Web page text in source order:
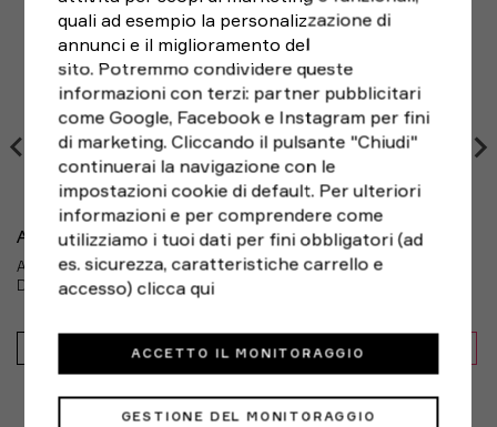
Sostenibilità: Contiene almeno il 50% di materiali riciclati
Manutenzione:
Non candeggiare
Modello: JV5931
Brand: Adidas
Genere: Uomo
Sport:Running
del tuo acquisto,puoi sempre restituirlo entro 14
giornidalla ricezione, seguendo le indicazioni di RESO
FACILE e scegliendo il corriere che preferisci. Le spese
di spedizione del reso sono a carico del cliente.
ADIDAS
ADIDAS ADIZERO EVO SL BIANCO GIALLO - SCARPE RUNNING
DONNA
129,99€ IN SALDO -13%
quali ad esempio la personalizzazione di
annunci e il miglioramento del
sito. Potremmo condividere queste
informazioni con terzi: partner pubblicitari
come Google, Facebook e Instagram per fini
di marketing. Cliccando il pulsante "Chiudi"
continuerai la navigazione con le
impostazioni cookie di default. Per ulteriori
informazioni e per comprendere come
utilizziamo i tuoi dati per fini obbligatori (ad
es. sicurezza, caratteristiche carrello e
accesso)clicca qui
GESTIONE DEL MONITORAGGIO
ACCETTO IL MONITORAGGIO